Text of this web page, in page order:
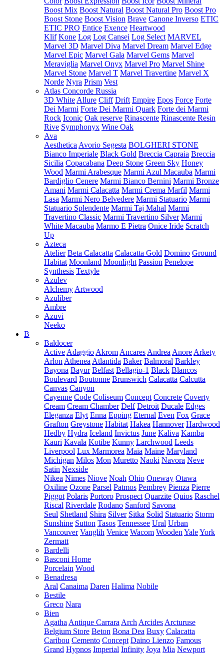
Boost Mix Boost Natural Boost Natural Pro Boost Pro
Boost Stone Boost Vision Brave Canone Inverso ETIC
ETIC PRO Entice Exence Heartwood
Klif Kone Log Log Cansei Log Select MARVEL
Marvel 3D Marvel Diva Marvel Dream Marvel Edge
Marvel Epic Marvel Gala Marvel Gems Marvel
Meraviglia Marvel Onyx Marvel Pro Marvel Shine
Marvel Stone Marvel T Marvel Travertine Marvel X
Norde Nyra Prism Vest
Atlas Concorde Russia
3D White Allure Cliff Drift Empire Epos Force Forte
Dei Marmi Forte Dei Marmi Quark Forte dei Marmi
Rock Iconic Oak reserve Rinascente Rinascente Resin
Rive Symphonyx Wine Oak
Ava
Aesthetica Avorio Segesta BOLGHERI STONE
Bianco Imperiale Black Gold Breccia Capraia Breccia
Sicilia Copacabana Deep Stone Green Sky Honey
Wood Marmi Arabesque Marmi Azul Macauba Marmi
Bardiglio Cenere Marmi Bianco Bernini Marmi Bronze
Amani Marmi Calacatta Marmi Crema Marfil Marmi
Lasa Marmi Nero Belvedere Marmi Statuario Marmi
Statuario Splendente Marmi Taj Mahal Marmi
Travertino Classic Marmi Travertino Silver Marmi
White Macauba Marmo E Pietra Onice Iride Scratch
Up
Azteca
Atelier Beta Calacatta Calacatta Gold Domino Ground
Habitat Moonland Moonlight Passion Penelope
Synthesis Textyle
Azulev
Alchemy Artwood
Azuliber
Ambre
Azuvi
Neeko
B
Baldocer
Active Adaggio Akrom Ancares Andrea Anore Arkety
Arlon Athenea Atlantida Baker Balmoral Barkley
Bayona Bayur Belfast Bellagio-1 Black Blancos
Boulevard Boutonne Brunswich Calacatta Calcutta
Canvas Canyon
Cayenne Code Coliseum Concept Concrete Coverty
Cream Cream Chamber Delf Detroit Ducale Edges
Eleganza Elyt Enna Epping Eternal Even Fox Grace
Grafton Greystone Habitat Hakea Hannover Hardwood
Hedby Hydra Iceland Invictus June Kaliva Kamba
Kauri Kavala Kotibe Kunny Larchwood Leeds
Liverpool Lux Marmorea Maia Maine Maryland
Michigan Milos Mon Muretto Naoki Navora Neve
Satin Nexside
Nikea Nimes Niove Noah Ohio Oneway Otawa
Oxiline Ozone Parsel Patmos Pembrey Pienza Pierre
Piggot Polaris Portoro Prospect Quarzite Quios Raschel
Riscal Riverdale Rodano Sanford Savona
Seul Shetland Shira Silver Sitka Solid Statuario Storm
Sunshine Sutton Tasos Tennessee Ural Urban
Vancouver Vanglih Venice Wacom Wooden YaleYork
Zermatt
Bardelli
Basconi Home
Porcelain Wood
Benadresa
Aral Canaima Daren Halima Nobile
Bestile
Greco Nara
Bien
Agatha Antique Carrara Arch Arcides Arcturuse
Belgium Store Beton Bona Dea Buxy Calacatta
Caribou Cemento Concept Daino Lienzo Famous
Grand Hypnos Imperial Infinity Joya Mia Newport